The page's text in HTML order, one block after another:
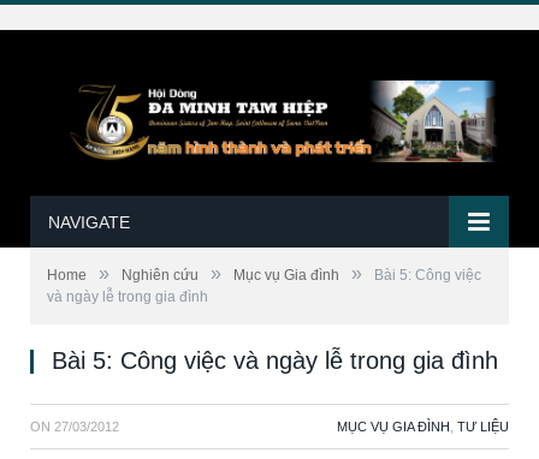
NAVIGATE
Home » Nghiên cứu » Mục vụ Gia đình »
Bài 5: Công việc
và ngày lễ trong gia đình
Bài 5: Công việc và ngày lễ trong gia đình
ON 27/03/2012 MỤC VỤ GIA ĐÌNH TƯ LIỆU